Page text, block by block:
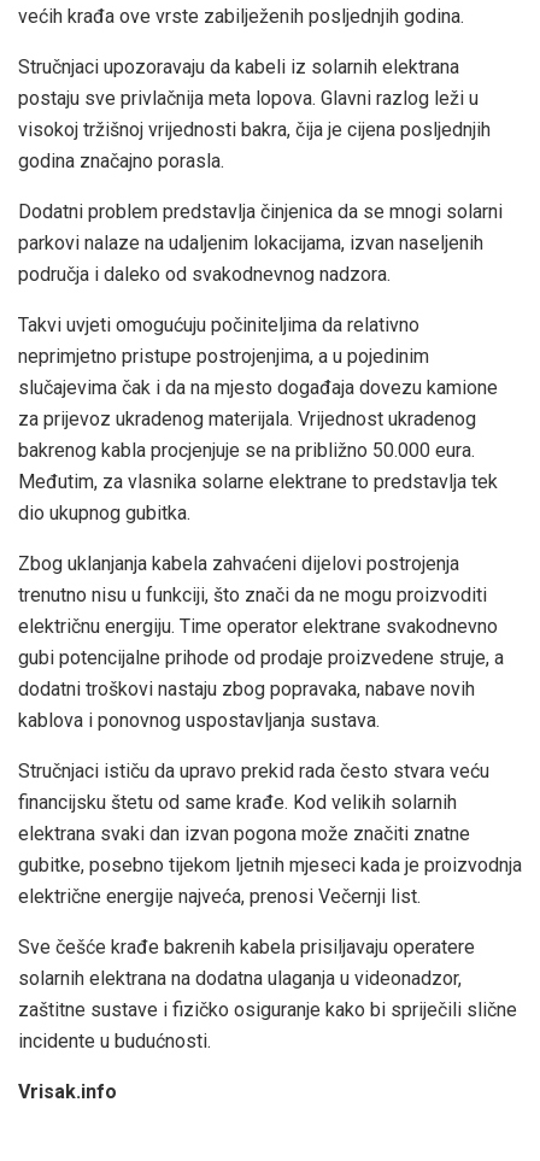
većih krađa ove vrste zabilježenih posljednjih godina.
Stručnjaci upozoravaju da kabeli iz solarnih elektrana
postaju sve privlačnija meta lopova. Glavni razlog leži u
visokoj tržišnoj vrijednosti bakra, čija je cijena posljednjih
godina značajno porasla.
Dodatni problem predstavlja činjenica da se mnogi solarni
parkovi nalaze na udaljenim lokacijama, izvan naseljenih
područja i daleko od svakodnevnog nadzora.
Takvi uvjeti omogućuju počiniteljima da relativno
neprimjetno pristupe postrojenjima, a u pojedinim
slučajevima čak i da na mjesto događaja dovezu kamione
za prijevoz ukradenog materijala. Vrijednost ukradenog
bakrenog kabla procjenjuje se na približno 50.000 eura.
Međutim, za vlasnika solarne elektrane to predstavlja tek
dio ukupnog gubitka.
Zbog uklanjanja kabela zahvaćeni dijelovi postrojenja
trenutno nisu u funkciji, što znači da ne mogu proizvoditi
električnu energiju. Time operator elektrane svakodnevno
gubi potencijalne prihode od prodaje proizvedene struje, a
dodatni troškovi nastaju zbog popravaka, nabave novih
kablova i ponovnog uspostavljanja sustava.
Stručnjaci ističu da upravo prekid rada često stvara veću
financijsku štetu od same krađe. Kod velikih solarnih
elektrana svaki dan izvan pogona može značiti znatne
gubitke, posebno tijekom ljetnih mjeseci kada je proizvodnja
električne energije najveća, prenosi Večernji list.
Sve češće krađe bakrenih kabela prisiljavaju operatere
solarnih elektrana na dodatna ulaganja u videonadzor,
zaštitne sustave i fizičko osiguranje kako bi spriječili slične
incidente u budućnosti.
Vrisak.info